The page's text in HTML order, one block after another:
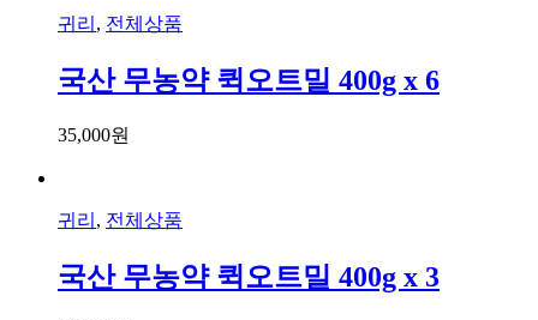
귀리 , 전체상품
국산 무농약 퀵오트밀 400g x 6
35,000원
귀리 , 전체상품
국산 무농약 퀵오트밀 400g x 3